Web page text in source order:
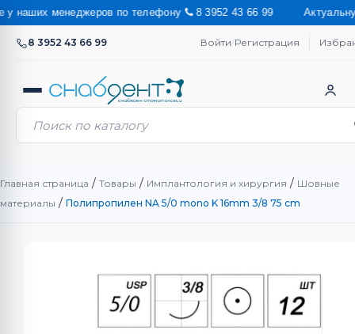
менеджеров по телефону 8 3952 43 66 99 Актуальную
8 3952 43 66 99 Войти/Регистрация
Главная страница / Товары / Имплантология и хирургия / Шовные
материалы / Полипропилен NA 5/0 mono K 16mm 3/8 75 cm